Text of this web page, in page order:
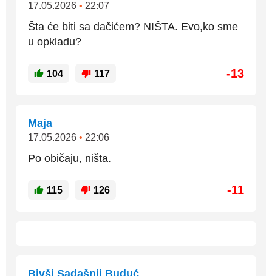
17.05.2026 • 22:07
Šta će biti sa dačićem? NIŠTA. Evo,ko sme
u opkladu?
104 117 -13
Maja
17.05.2026 • 22:06
Po običaju, ništa.
115 126 -11
Bivši Sadašnji Buduć